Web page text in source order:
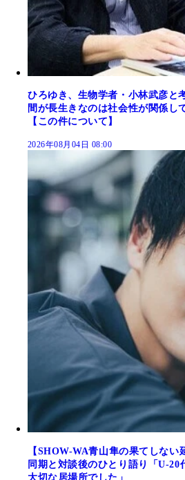
ひろゆき、生物学者・小林武彦と
間が長生きなのは社会性が関係し
【この件について】
2026年08月04日 08:00
【SHOW-WA青山隼の果てしな
同期と対談後のひとり語り「U-20
大切な居場所でした」